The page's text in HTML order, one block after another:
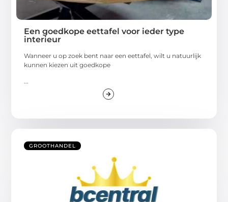
Een goedkope eettafel voor ieder type
interieur
Wanneer u op zoek bent naar een eettafel, wilt u natuurlijk
kunnen kiezen uit goedkope
...
GROOTHANDEL